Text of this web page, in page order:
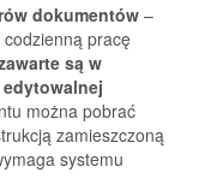
dokumentów–
pracę
są w
edytowalnej
można pobrać
zamieszczoną
systemu